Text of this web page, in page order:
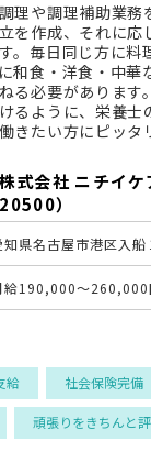
理や調理補助業務
を作成、それに応
。毎日同じ方に料
和食・洋食・中華
る必要があります
るように、栄養士
きたい方にピッタ
式会社 ニチイ
）
知県名古屋市港区入船
給190,000～260,000
給 社会保険完備
頑張りをきちんと